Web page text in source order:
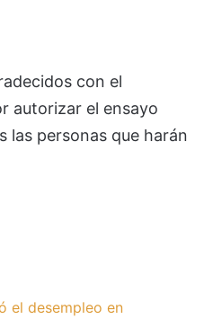
con el
autorizar el ensayo
las personas que harán
el desempleo en